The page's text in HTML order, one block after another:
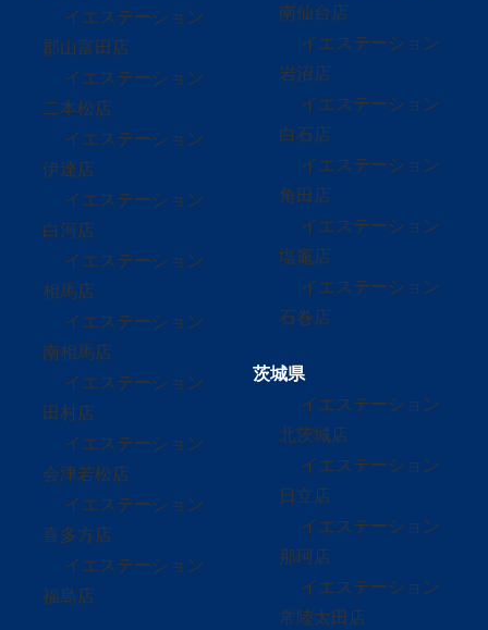
イエステーション
郡山富田店
イエステーション
二本松店
イエステーション
伊達店
イエステーション
白河店
イエステーション
相馬店
イエステーション
南相馬店
イエステーション
田村店
イエステーション
会津若松店
イエステーション
喜多方店
イエステーション
福島店
南仙台店
イエステーション
岩沼店
イエステーション
白石店
イエステーション
角田店
イエステーション
塩竈店
イエステーション
石巻店
茨城県
イエステーション
北茨城店
イエステーション
日立店
イエステーション
那珂店
イエステーション
常陸太田店